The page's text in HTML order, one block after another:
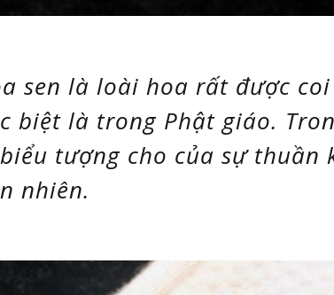
sen là loài hoa rất được
biệt là trong Phật giáo.
tượng cho của sự thuần
nhiên.